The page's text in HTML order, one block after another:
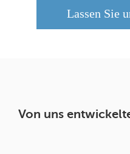
Lassen Sie
Von uns